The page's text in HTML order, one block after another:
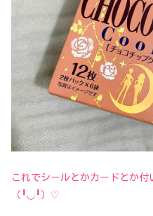
これでシールとかカードとか
（╹◡╹）♡